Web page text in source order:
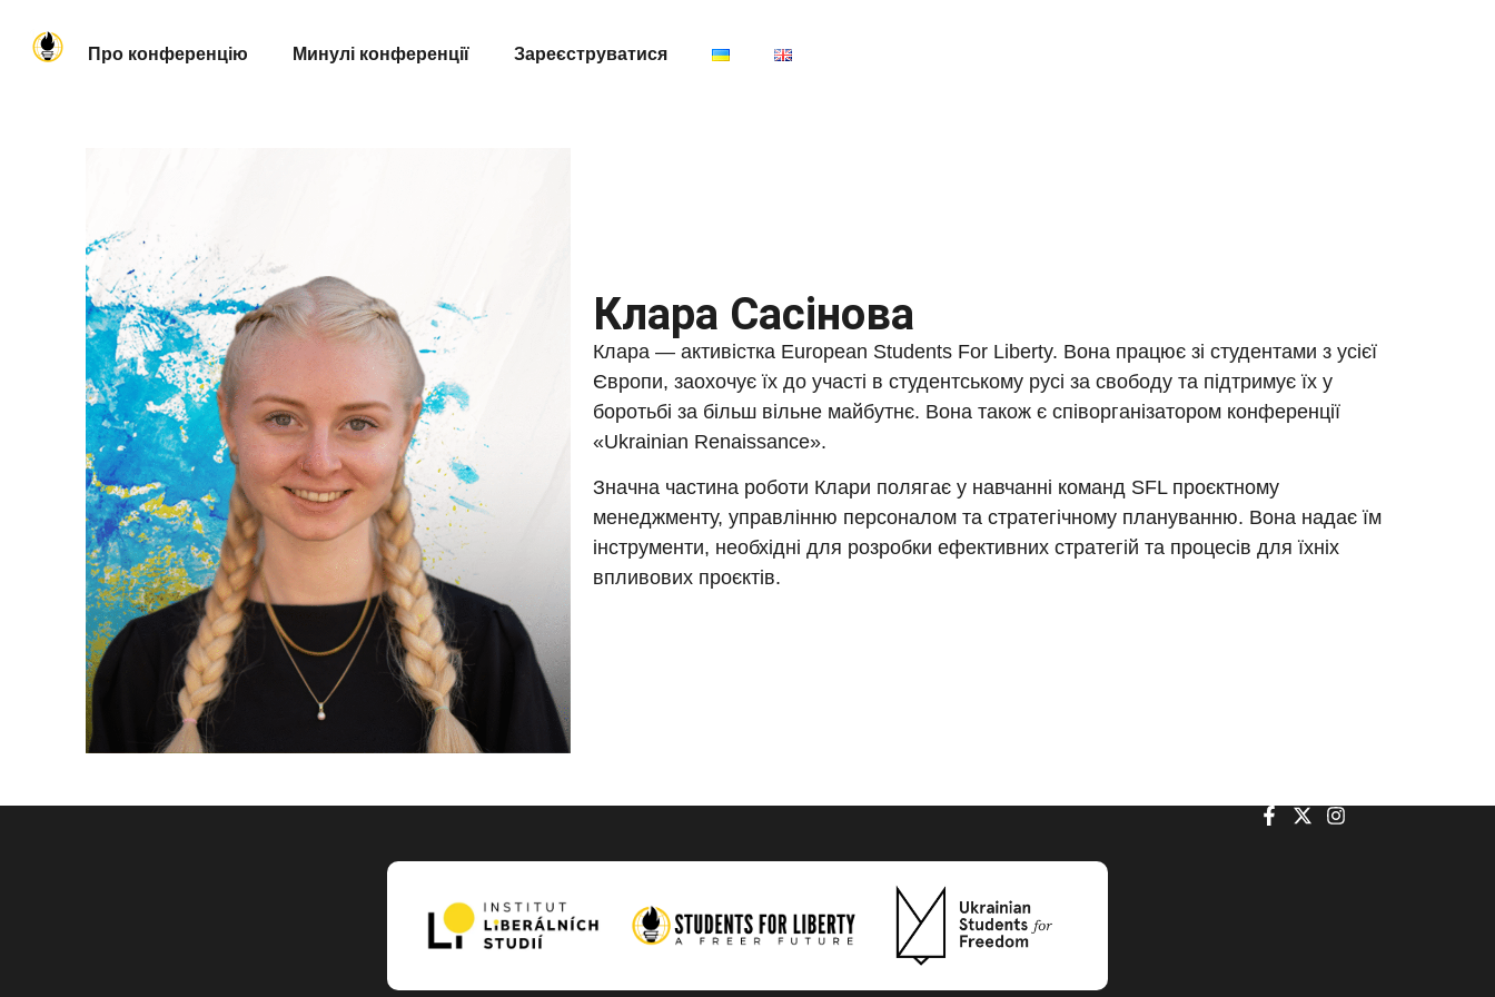
Про конференцію Минулі конференції Зареєструватиcя
Клара Сасінова
Клара — активістка European Students For Liberty. Вона працює зі студентами з усієї
Європи, заохочує їх до участі в студентському русі за свободу та підтримує їх у
боротьбі за більш вільне майбутнє. Вона також є співорганізатором конференції
«Ukrainian Renaissance».
Значна частина роботи Клари полягає у навчанні команд SFL проєктному
менеджменту, управлінню персоналом та стратегічному плануванню. Вона надає їм
інструменти, необхідні для розробки ефективних стратегій та процесів для їхніх
впливових проєктів.